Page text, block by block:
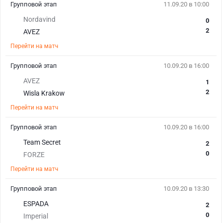
11.09.20 в 10:00
Nordavind
AVEZ
0
2
Перейти на матч
Групповой этап
10.09.20 в 16:00
AVEZ
Wisla Krakow
1
2
Перейти на матч
Групповой этап
10.09.20 в 16:00
Team Secret
FORZE
2
0
Перейти на матч
Групповой этап
10.09.20 в 13:30
ESPADA
Imperial
2
0
Групповой этап